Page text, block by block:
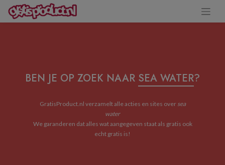
BEN JE OP ZOEK NAAR SEA WATER?
GratisProduct.nl verzamelt alle acties en sites over sea
water
We garanderen dat alles wat aangegeven staat als gratis ook
echt gratis is!